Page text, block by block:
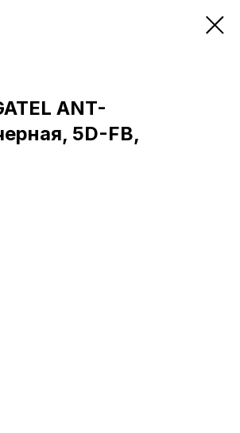
ANT-
5D-FB,